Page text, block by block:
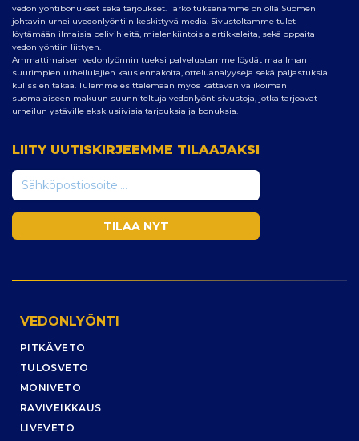
vedonlyöntibonukset sekä tarjoukset. Tarkoituksenamme on olla Suomen
johtavin urheiluvedonlyöntiin keskittyvä media. Sivustoltamme tulet
löytämään ilmaisia pelivihjeitä, mielenkiintoisia artikkeleita, sekä oppaita
vedonlyöntiin liittyen.
Ammattimaisen vedonlyönnin tueksi palvelustamme löydät maailman
suurimpien urheilulajien kausiennakoita, otteluanalyyseja sekä paljastuksia
kulissien takaa. Tulemme esittelemään myös kattavan valikoiman
suomalaiseen makuun suunniteltuja vedonlyöntisivustoja, jotka tarjoavat
urheilun ystäville eksklusiivisia tarjouksia ja bonuksia.
LIITY UUTISKIRJEEMME TILAAJAKSI
VEDONLYÖNTI
PITKÄVETO
TULOSVETO
MONIVETO
RAVIVEIKKAUS
LIVEVETO